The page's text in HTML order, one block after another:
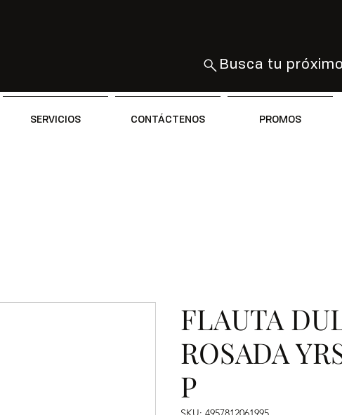
Busca tu
SERVICIOS CONTÁCTENOS PROMOS
FLAUTA
ROSADA
P